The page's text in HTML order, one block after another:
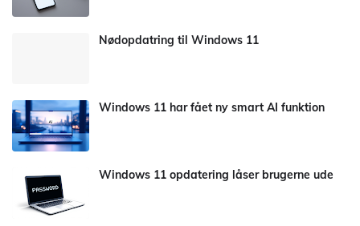
Nødopdatring til Windows 11
Windows 11 har fået ny smart AI funktion
Windows 11 opdatering låser brugerne ude